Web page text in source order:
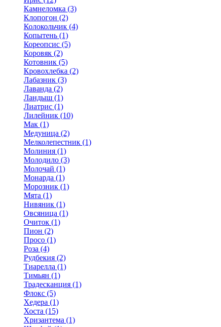
Камнеломка (3)
Клопогон (2)
Колокольчик (4)
Копытень (1)
Кореопсис (5)
Коровяк (2)
Котовник (5)
Кровохлебка (2)
Лабазник (3)
Лаванда (2)
Ландыш (1)
Лиатрис (1)
Лилейник (10)
Мак (1)
Медуница (2)
Мелколепестник (1)
Молиния (1)
Молодило (3)
Молочай (1)
Монарда (1)
Морозник (1)
Мята (1)
Нивяник (1)
Овсяница (1)
Очиток (1)
Пион (2)
Просо (1)
Роза (4)
Рудбекия (2)
Тиарелла (1)
Тимьян (1)
Традесканция (1)
Флокс (5)
Хедера (1)
Хоста (15)
Хризантема (1)